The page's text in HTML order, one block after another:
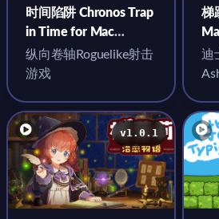
时间陷阱 Chronos Trap
in Time for Mac
v2026.07.25 英文原生
版
纵向卷轴Roguelike射击
游戏
梯
生
迪
v1.0.1